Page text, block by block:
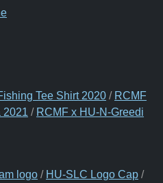
Tee Shirt 2020 / RCMF
2021 / RCMF x HU-N-Greedi
logo / HU-SLC Logo Cap /